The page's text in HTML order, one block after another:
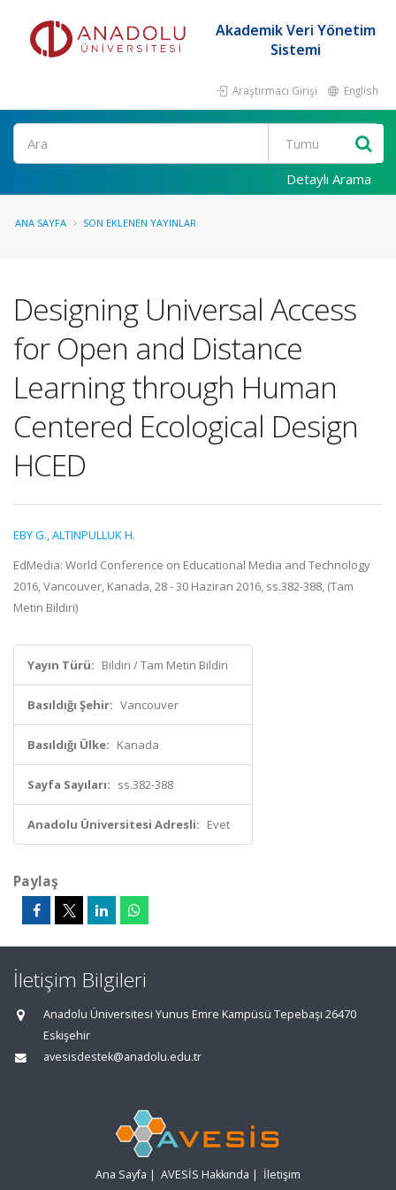
Akademik Veri Yönetim
Sistemi
Araştırmacı Girişi English
Ara
Detaylı Arama
ANA SAYFA SON EKLENEN YAYINLAR
Designing Universal Access
for Open and Distance
Learning through Human
Centered Ecological Design
HCED
EBY G.,ALTINPULLUK H.
EdMedia: World Conference on Educational Media and Technology
2016, Vancouver, Kanada, 28 - 30 Haziran 2016, ss.382-388, (Tam
Metin Bildiri)
Yayın Türü: Bildiri / Tam Metin Bildiri
Basıldığı Şehir: Vancouver
Basıldığı Ülke: Kanada
Sayfa Sayıları: ss.382-388
Anadolu Üniversitesi Adresli: Evet
Paylaş
İletişim Bilgileri
Anadolu Üniversitesi Yunus Emre Kampüsü Tepebaşı 26470
Eskişehir
avesisdestek@anadolu.edu.tr
Ana Sayfa | AVESİS Hakkında | İletişim